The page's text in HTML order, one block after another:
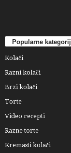
Popularne
Kolači
Razni kolači
Brzi kolači
Torte
Video recepti
Razne torte
Kremasti kolači